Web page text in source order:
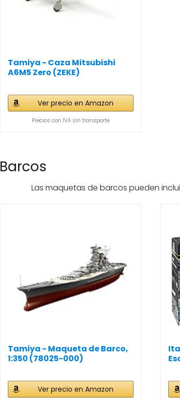
Tamiya - Caza Mitsubishi
A6M5 Zero (ZEKE)
Ver precio en Amazon
Precios con IVA sin transporte
Barcos
Las maquetas de barcos pueden
Tamiya - Maqueta de Barco,
1:350 (78025-000)
Ver precio en Amazon